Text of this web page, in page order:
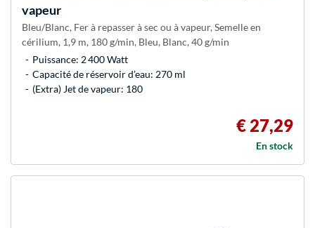
vapeur
Bleu/Blanc, Fer à repasser à sec ou à vapeur, Semelle en
cérilium, 1,9 m, 180 g/min, Bleu, Blanc, 40 g/min
Puissance: 2 400 Watt
Capacité de réservoir d’eau: 270 ml
(Extra) Jet de vapeur: 180
€ 27,29
En stock